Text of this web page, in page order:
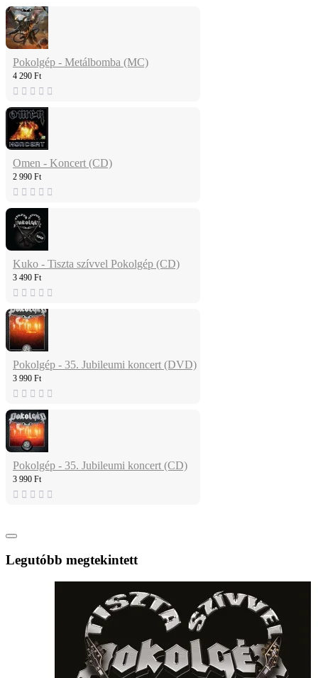
Pokolgép - Metálbomba (MC)
4 290 Ft
Omen - Koncert (CD)
2 990 Ft
Kuko - Tiszta szívvel Pokolgép (CD)
3 490 Ft
Pokolgép - 35. Jubileumi koncert (DVD)
3 990 Ft
Pokolgép - 35. Jubileumi koncert (CD)
3 990 Ft
Legutóbb megtekintett